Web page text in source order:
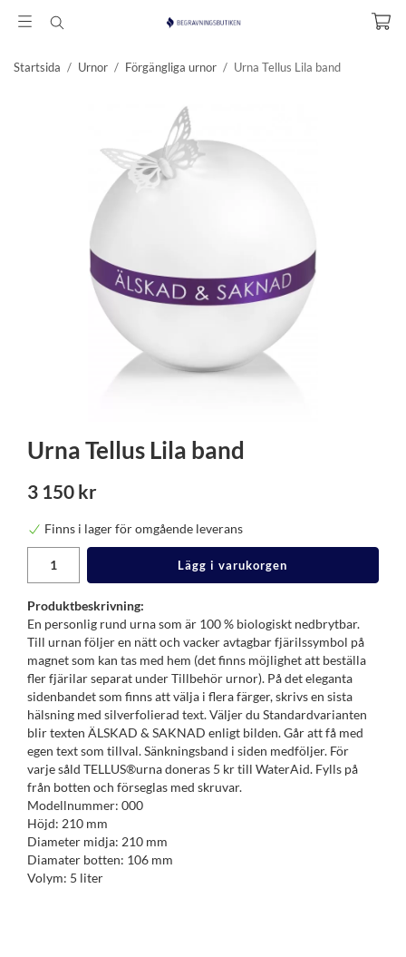
Startsida / Urnor / Förgängliga urnor / Urna Tellus Lila band
Urna Tellus Lila band
3 150 kr
Finns i lager för omgående leverans
Lägg i varukorgen
Produktbeskrivning:
En personlig rund urna som är 100 % biologiskt nedbrytbar.
Till urnan följer en nätt och vacker avtagbar fjärilssymbol på
magnet som kan tas med hem (det finns möjlighet att beställa
fler fjärilar separat under Tillbehör urnor). På det eleganta
sidenbandet som finns att välja i flera färger, skrivs en sista
hälsning med silverfolierad text. Väljer du Standardvarianten
blir texten ÄLSKAD & SAKNAD enligt bilden. Går att få med
egen text som tillval. Sänkningsband i siden medföljer. För
varje såld TELLUS®urna doneras 5 kr till WaterAid. Fylls på
från botten och förseglas med skruvar.
Modellnummer: 000
Höjd: 210 mm
Diameter midja: 210 mm
Diamater botten: 106 mm
Volym: 5 liter